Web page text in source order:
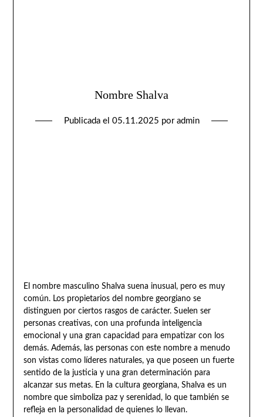
Nombre Shalva
Publicada el 05.11.2025 por admin
El nombre masculino Shalva suena inusual, pero es muy
común. Los propietarios del nombre georgiano se
distinguen por ciertos rasgos de carácter. Suelen ser
personas creativas, con una profunda inteligencia
emocional y una gran capacidad para empatizar con los
demás. Además, las personas con este nombre a menudo
son vistas como líderes naturales, ya que poseen un fuerte
sentido de la justicia y una gran determinación para
alcanzar sus metas. En la cultura georgiana, Shalva es un
nombre que simboliza paz y serenidad, lo que también se
refleja en la personalidad de quienes lo llevan.